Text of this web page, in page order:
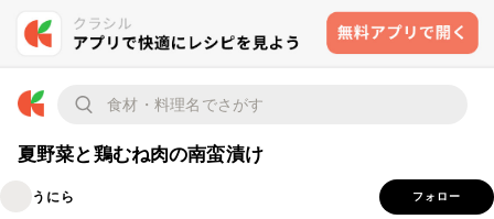
夏野菜と鶏むね肉の南蛮漬け
うにら フォロー